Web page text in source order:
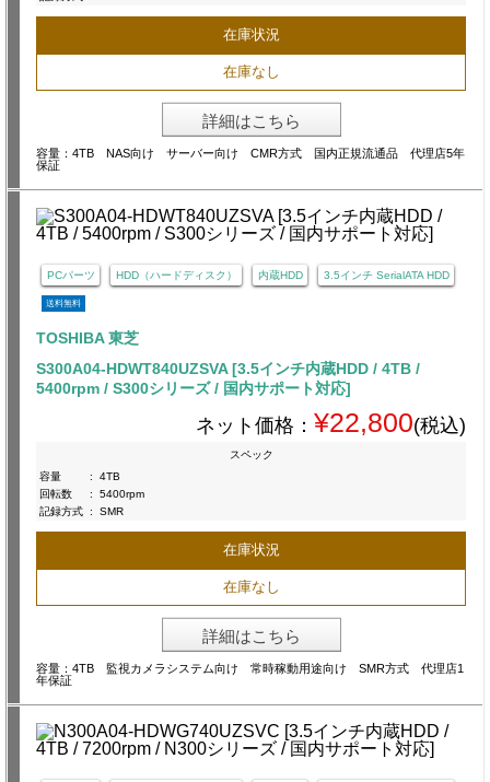
在庫状況
在庫なし
詳細はこちら
容量：4TB NAS向け サーバー向け CMR方式 国内正規流通品 代理店5年
保証
PCパーツ HDD（ハードディスク） 内蔵HDD 3.5インチ SerialATA HDD
送料無料
TOSHIBA 東芝
S300A04-HDWT840UZSVA [3.5インチ内蔵HDD / 4TB /
5400rpm / S300シリーズ / 国内サポート対応]
ネット価格： ¥22,800(税込)
スペック
容量
:
4TB
回転数
:
5400rpm
記録方式 : SMR
在庫状況
在庫なし
詳細はこちら
容量：4TB 監視カメラシステム向け 常時稼動用途向け SMR方式 代理店1
年保証